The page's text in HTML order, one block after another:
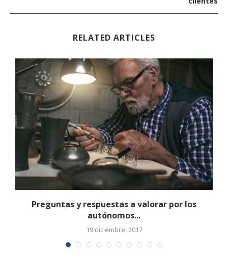
RELATED ARTICLES
Preguntas y respuestas a valorar por los
autónomos...
19 diciembre, 2017